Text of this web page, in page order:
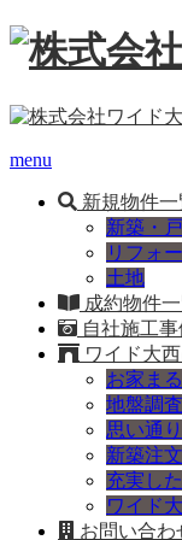
menu
新規物件一
新築・
リフォ
土地
成約物件
自社施工
ワイド大
お家ま
地盤調
思い通
新築注
充実し
ワイド
お問い合わ